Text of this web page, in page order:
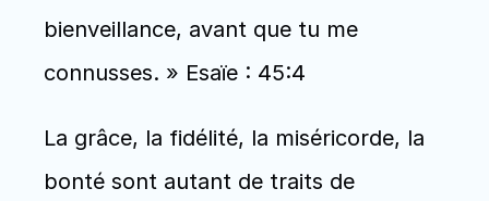
bienveillance, avant que tu me
connusses. » Esaïe : 45:4
La grâce, la fidélité, la miséricorde, la
bonté sont autant de traits de